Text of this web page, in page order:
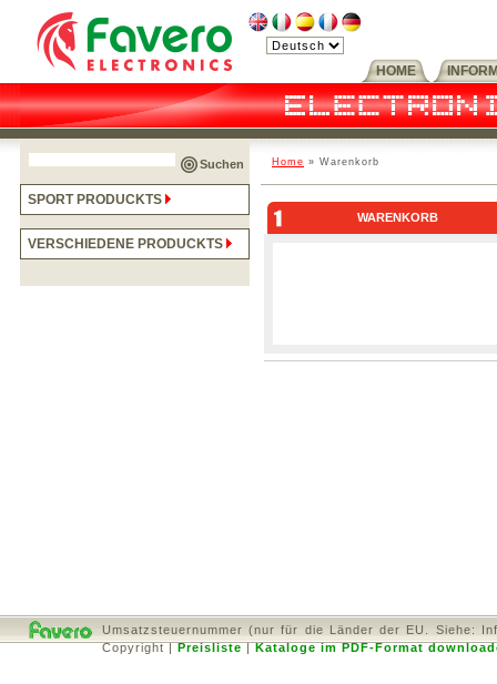
HOME
Home » Warenkorb
WARENKORB
Suchen
SPORT PRODUCKTS
VERSCHIEDENE PRODUCKTS
Umsatzsteuernummer (nur für die Länder der EU. Siehe:
Copyright|Preisliste|Kataloge im PDF-Format